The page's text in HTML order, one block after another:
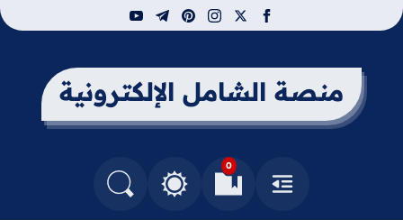
facebook
x
instagram
pinterest
telegram
youtube
منصة الشامل الإلكترونية
القائمة
0
العلامات المرجعيةالتغيير بين الوضع النهاري والداكن
البحث في المدونة